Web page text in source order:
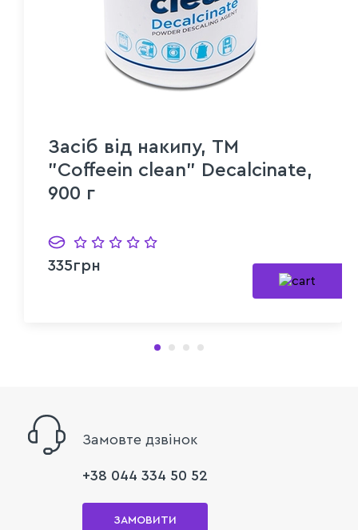
Засіб від накипу, ТМ
"Coffeein clean" Decalcinate,
900 г
335грн
Замовте дзвінок
+38 044 334 50 52
ЗАМОВИТИ